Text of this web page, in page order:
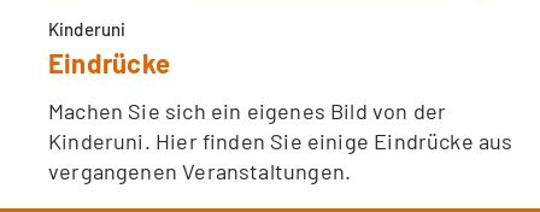
Kinderuni
Eindrücke
Machen Sie sich ein eigenes Bild von der
Kinderuni. Hier finden Sie einige Eindrücke aus
vergangenen Veranstaltungen.